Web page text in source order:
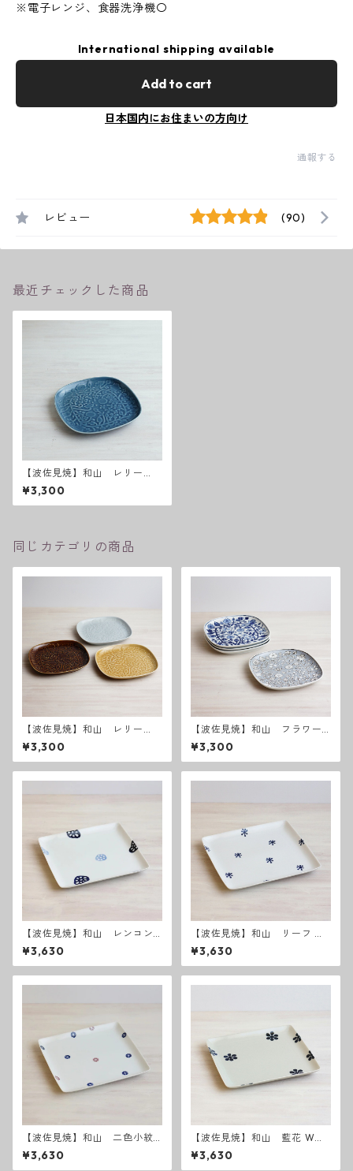
※電子レンジ、食器洗浄機〇
International shipping available
Add to cart
日本国内にお住まいの方向け
通報する
レビュー (90)
最近チェックした商品
【波佐見焼】和山 レリー
フ・フラワーパレード 盛
皿 うす瑠璃
¥3,300
同じカテゴリの商品
【波佐見焼】和山 レリー
フ・フラワーパレード 盛皿
¥3,300
【波佐見焼】和山 フラワー
パレード盛皿
¥3,300
【波佐見焼】和山 レンコン
Wプレート 角皿 - 大 -
¥3,630
【波佐見焼】和山 リーフ W
プレート角皿 - 大 -
¥3,630
【波佐見焼】和山 二色小紋
Wプレート角皿 - 大 -
¥3,630
【波佐見焼】和山 藍花 Wプ
レート角皿 - 大 -
¥3,630